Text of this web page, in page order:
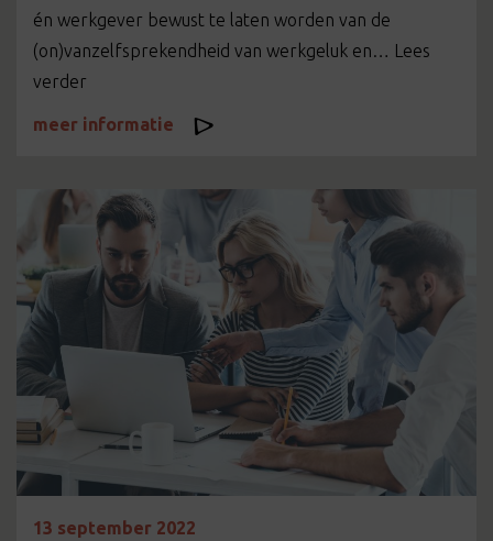
én werkgever bewust te laten worden van de
(on)vanzelfsprekendheid van werkgeluk en… Lees
verder
meer informatie
13 september 2022